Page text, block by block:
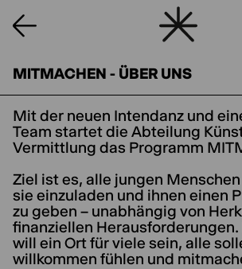
MITMACHEN - ÜBER UNS
Mit der neuen Intendanz und
Team startet die Abteilung
Vermittlung das Programm
Ziel ist es, alle jungen
sie einzuladen und ihnen einen
zu geben – unabhängig von
finanziellen Herausforderungen.
will ein Ort für viele sein, alle
willkommen fühlen und